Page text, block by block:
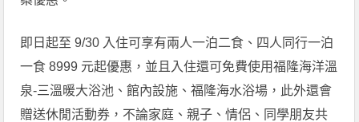
即日起至 9/30 入住可享有兩人一泊二食、四人同行一泊
一食 8999 元起優惠，並且入住還可免費使用福隆海洋溫
泉-三溫暖大浴池、館內設施、福隆海水浴場，此外還會
贈送休閒活動券，不論家庭、親子、情侶、同學朋友共